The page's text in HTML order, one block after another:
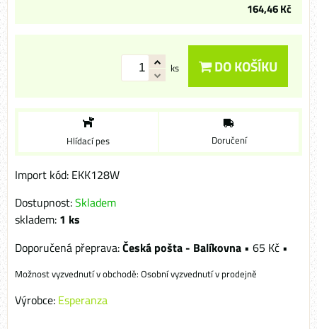
164,46 Kč
ks DO KOŠÍKU
Hlídací pes Doručení
Import kód: EKK128W
Dostupnost:Skladem
skladem: 1 ks
Česká pošta - Balíkovna • 65 Kč •
Osobní vyzvednutí v prodejně
Výrobce: Esperanza